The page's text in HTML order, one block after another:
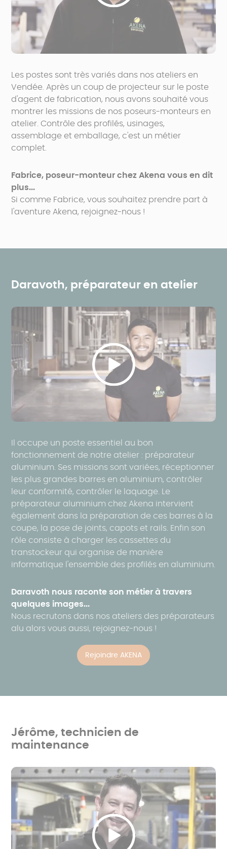
Les postes sont très variés dans nos ateliers en
Vendée. Après un coup de projecteur sur le poste
d'agent de fabrication, nous avons souhaité vous
montrer les missions de nos poseurs-monteurs en
atelier. Contrôle des profilés, usinages,
assemblage et emballage, c'est un métier
complet.
Fabrice, poseur-monteur chez Akena vous en dit
plus...
Si comme Fabrice, vous souhaitez prendre part à
l'aventure Akena, rejoignez-nous !
Daravoth, préparateur en atelier
Il occupe un poste essentiel au bon
fonctionnement de notre atelier : préparateur
aluminium. Ses missions sont variées, réceptionner
les plus grandes barres en aluminium, contrôler
leur conformité, contrôler le laquage. Le
préparateur aluminium chez Akena intervient
également dans la préparation de ces barres à la
coupe, la pose de joints, capots et rails. Enfin son
rôle consiste à charger les cassettes du
transtockeur qui organise de manière
informatique l'ensemble des profilés en aluminium.
Daravoth nous raconte son métier à travers
quelques images...
Nous recrutons dans nos ateliers des préparateurs
alu alors vous aussi, rejoignez-nous !
Rejoindre AKENA
Jérôme, technicien de
maintenance